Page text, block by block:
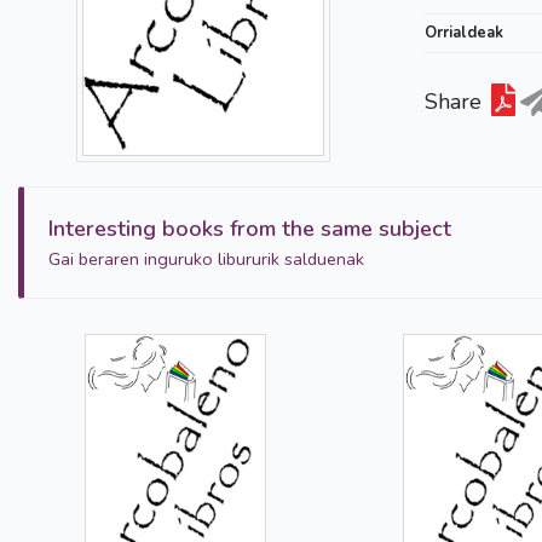
Orrialdeak
Share
Interesting books from the same subject
Gai beraren inguruko libururik salduenak